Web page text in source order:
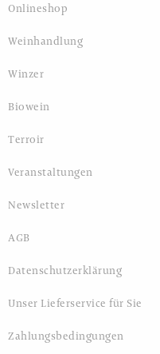
Onlineshop
Weinhandlung
Winzer
Biowein
Terroir
Veranstaltungen
Newsletter
AGB
Datenschutzerklärung
Unser Lieferservice für Sie
Zahlungsbedingungen